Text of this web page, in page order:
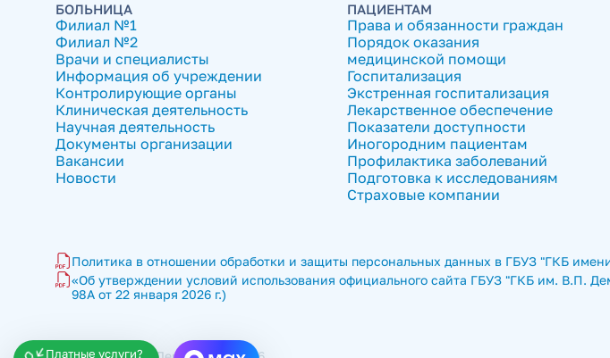
БОЛЬНИЦА
Филиал №1
Филиал №2
Врачи и специалисты
Информация об учреждении
Контролирующие органы
Клиническая деятельность
Научная деятельность
Документы организации
Вакансии
Новости
ПАЦИЕНТАМ
Права и обязанности граждан
Порядок оказания
медицинской помощи
Госпитализация
Экстренная госпитализация
Лекарственное обеспечение
Показатели доступности
Иногородним пациентам
Профилактика заболеваний
Подготовка к исследованиям
Страховые компании
Политика в отношении обработки и защиты персональных данных в ГБУЗ "ГКБ
«Об утверждении условий использования официального сайта ГБУЗ "ГКБ им.
98А от 22 января 2026 г.)
Платные услуги?